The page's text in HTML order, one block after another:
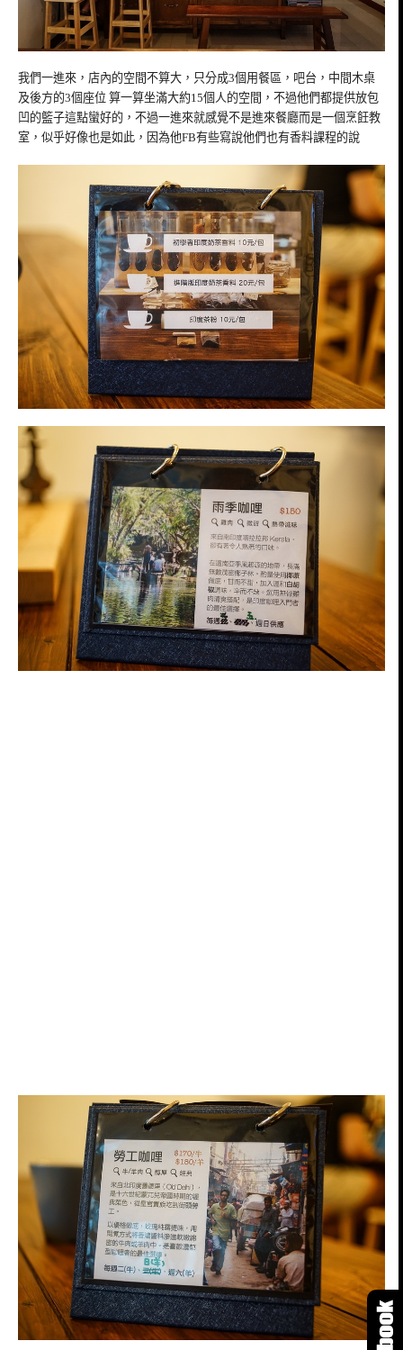
我們一進來，店內的空間不算大，只分成3個用餐區，吧台，中間木桌
及後方的3個座位 算一算坐滿大約15個人的空間，不過他們都提供放包
凹的籃子這點蠻好的，不過一進來就感覺不是進來餐廳而是一個烹飪教
室，似乎好像也是如此，因為他FB有些寫說他們也有香料課程的說